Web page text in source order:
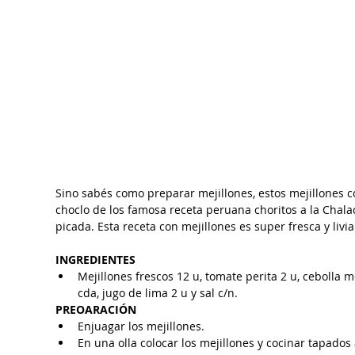
Sino sabés como preparar mejillones, estos mejillones
choclo de los famosa receta peruana choritos a la
picada. Esta receta con mejillones es super fresca y
INGREDIENTES
Mejillones frescos 12 u, tomate perita 2 u, cebolla
cda, jugo de lima 2 u y sal c/n.
PREOARACIÓN
Enjuagar los mejillones.
En una olla colocar los mejillones y cocinar